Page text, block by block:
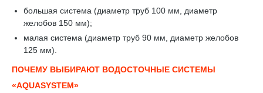
большая система (диаметр труб 100 мм, диаметр
желобов 150 мм);
малая система (диаметр труб 90 мм, диаметр желобов
125 мм).
ПОЧЕМУ ВЫБИРАЮТ ВОДОСТОЧНЫЕ СИСТЕМЫ
«AQUASYSTEM»